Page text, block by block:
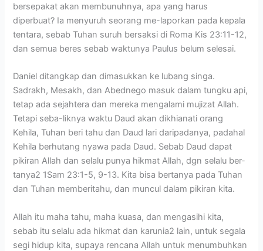
bersepakat akan membunuhnya, apa yang harus
diperbuat? Ia menyuruh seorang me-laporkan pada kepala
tentara, sebab Tuhan suruh bersaksi di Roma Kis 23:11-12,
dan semua beres sebab waktunya Paulus belum selesai.
Daniel ditangkap dan dimasukkan ke lubang singa.
Sadrakh, Mesakh, dan Abednego masuk dalam tungku api,
tetap ada sejahtera dan mereka mengalami mujizat Allah.
Tetapi seba-liknya waktu Daud akan dikhianati orang
Kehila, Tuhan beri tahu dan Daud lari daripadanya, padahal
Kehila berhutang nyawa pada Daud. Sebab Daud dapat
pikiran Allah dan selalu punya hikmat Allah, dgn selalu ber-
tanya2 1Sam 23:1-5, 9-13. Kita bisa bertanya pada Tuhan
dan Tuhan memberitahu, dan muncul dalam pikiran kita.
Allah itu maha tahu, maha kuasa, dan mengasihi kita,
sebab itu selalu ada hikmat dan karunia2 lain, untuk segala
segi hidup kita, supaya rencana Allah untuk menumbuhkan